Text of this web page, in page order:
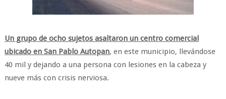
Un grupo de ocho sujetos asaltaron un centro comercial
ubicado en San Pablo Autopan, en este municipio, llevándose
40 mil y dejando a una persona con lesiones en la cabeza y
nueve más con crisis nerviosa.